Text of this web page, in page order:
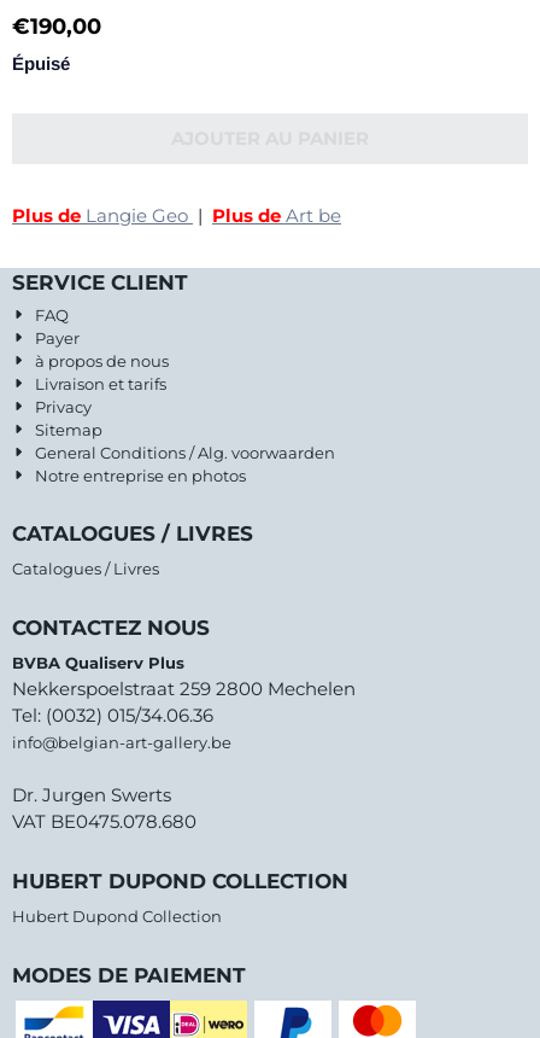
€190,00
Épuisé
Plus de Langie Geo | Plus de Art be
SERVICE CLIENT
FAQ
Payer
à propos de nous
Livraison et tarifs
Privacy
Sitemap
General Conditions / Alg. voorwaarden
Notre entreprise en photos
CATALOGUES / LIVRES
Catalogues / Livres
CONTACTEZ NOUS
BVBA Qualiserv Plus
Nekkerspoelstraat 259 2800 Mechelen
Tel: (0032) 015/34.06.36
info@belgian-art-gallery.be
Dr. Jurgen Swerts
VAT BE0475.078.680
HUBERT DUPOND COLLECTION
Hubert Dupond Collection
MODES DE PAIEMENT